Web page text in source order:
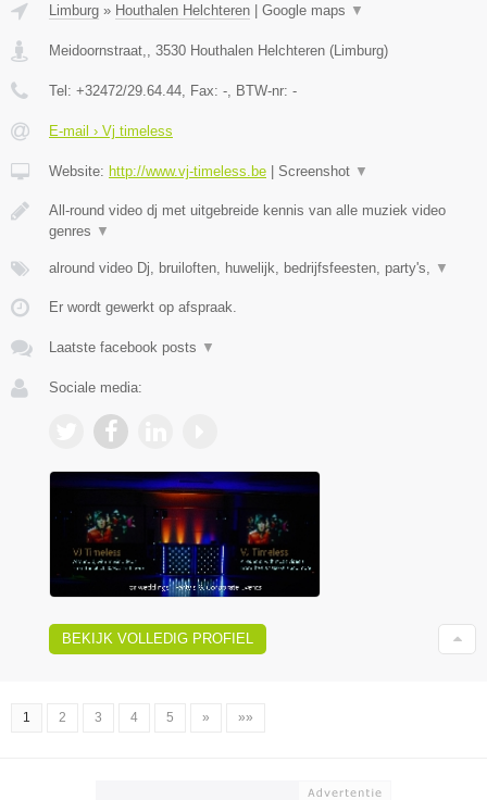
Limburg » Houthalen Helchteren | Google maps ▼
Meidoornstraat, 3530 Houthalen Helchteren (Limburg)
Tel: +32472/29.64.44 , Fax: - , BTW-nr: -
E-mail › Vj timeless
Website: http://www.vj-timeless.be | Screenshot ▼
All-round video dj met uitgebreide kennis van alle muziek video
genres ▼
alround video Dj, bruiloften, huwelijk, bedrijfsfeesten, party's, ▼
Er wordt gewerkt op afspraak.
Laatste facebook posts ▼
Sociale media:
BEKIJK VOLLEDIG PROFIEL
1 2 3 4 5 » »»